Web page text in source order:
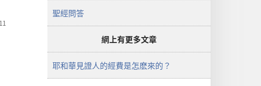
聖經問答
網上有更多文章
耶和華見證人的經費是怎麽來的？